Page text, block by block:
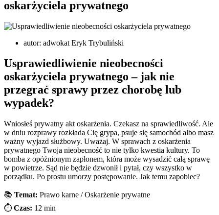
oskarżyciela prywatnego
autor: adwokat Eryk Trybuliński
Usprawiedliwienie nieobecności
oskarżyciela prywatnego – jak nie
przegrać sprawy przez chorobę lub
wypadek?
Wniosłeś prywatny akt oskarżenia. Czekasz na sprawiedliwość. Ale
w dniu rozprawy rozkłada Cię grypa, psuje się samochód albo masz
ważny wyjazd służbowy. Uważaj. W sprawach z oskarżenia
prywatnego Twoja nieobecność to nie tylko kwestia kultury. To
bomba z opóźnionym zapłonem, która może wysadzić całą sprawę
w powietrze. Sąd nie będzie dzwonił i pytał, czy wszystko w
porządku. Po prostu umorzy postępowanie. Jak temu zapobiec?
📚 Temat: Prawo karne / Oskarżenie prywatne
⏱️ Czas: 12 min